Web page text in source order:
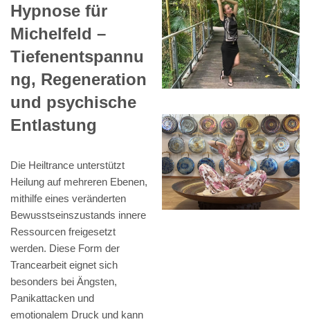
Hypnose für
Michelfeld –
Tiefenentspannu
ng, Regeneration
und psychische
Entlastung
Die Heiltrance unterstützt
Heilung auf mehreren Ebenen,
mithilfe eines veränderten
Bewusstseinszustands innere
Ressourcen freigesetzt
werden. Diese Form der
Trancearbeit eignet sich
besonders bei Ängsten,
Panikattacken und
emotionalem Druck und kann